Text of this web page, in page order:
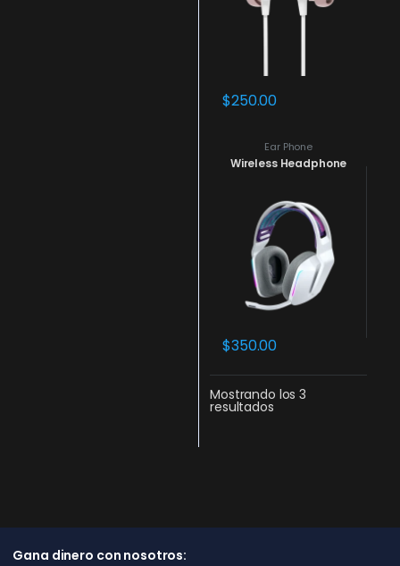
$250.00
Ear Phone
Wireless Headphone
$350.00
Mostrando los 3
resultados
Gana dinero con nosotros: